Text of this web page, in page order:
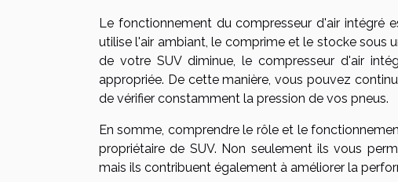
Le fonctionnement du compresseur d'air intégré
utilise l'air ambiant, le comprime et le stocke sous
de votre SUV diminue, le compresseur d'air
appropriée. De cette manière, vous pouvez
de vérifier constamment la pression de vos pneus.
En somme, comprendre le rôle et le
propriétaire de SUV. Non seulement ils vous
mais ils contribuent également à améliorer la